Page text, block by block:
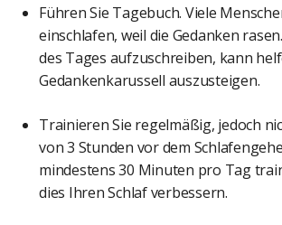
Führen Sie Tagebuch. Viele
einschlafen, weil die Gedanken
des Tages aufzuschreiben, kann
Gedankenkarussell auszusteigen.
Trainieren Sie regelmäßig, jedoch
von 3 Stunden vor dem
mindestens 30 Minuten pro Tag
dies Ihren Schlaf verbessern.